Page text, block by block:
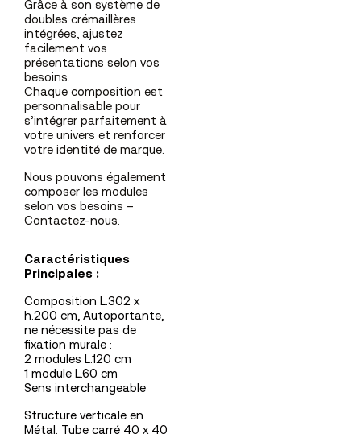
Grâce à son système de
doubles crémaillères
intégrées, ajustez
facilement vos
présentations selon vos
besoins.
Chaque composition est
personnalisable pour
s’intégrer parfaitement à
votre univers et renforcer
votre identité de marque.
Nous pouvons également
composer les modules
selon vos besoins –
Contactez-nous.
Caractéristiques
Principales :
Composition L.302 x
h.200 cm, Autoportante,
ne nécessite pas de
fixation murale :
2 modules L.120 cm
1 module L.60 cm
Sens interchangeable
Structure verticale en
Métal. Tube carré 40 x 40